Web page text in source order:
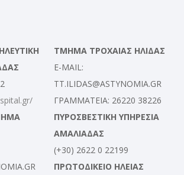
ΤΜΗΜΑ ΤΡΟΧΑΙΑΣ ΗΛΙΔΑΣ
E-MAIL:
TT.ILIDAS@ASTYNOMIA.GR
ΓΡΑΜΜΑΤΕΙΑ: 26220 38226
ΠΥΡΟΣΒΕΣΤΙΚΗ ΥΠΗΡΕΣΙΑ
ΑΜΑΛΙΑΔΑΣ
(+30) 2622 0 22199
ΠΡΩΤΟΔΙΚΕΙΟ ΗΛΕΙΑΣ